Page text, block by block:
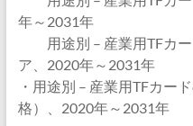
年～2031年
用途別 – 産業用TFカー
ア、2020年～2031年
・用途別 – 産業用TFカー
格）、2020年～2031年